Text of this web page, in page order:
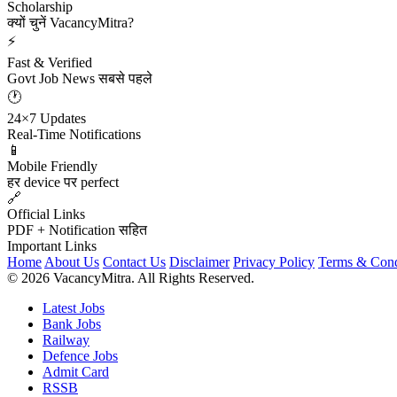
Scholarship
क्यों चुनें VacancyMitra?
⚡
Fast & Verified
Govt Job News सबसे पहले
🕐
24×7 Updates
Real-Time Notifications
📱
Mobile Friendly
हर device पर perfect
🔗
Official Links
PDF + Notification सहित
Important Links
Home About Us Contact Us Disclaimer Privacy Policy Terms &
© 2026 VacancyMitra. All Rights Reserved.
Latest Jobs
Bank Jobs
Railway
Defence Jobs
Admit Card
RSSB